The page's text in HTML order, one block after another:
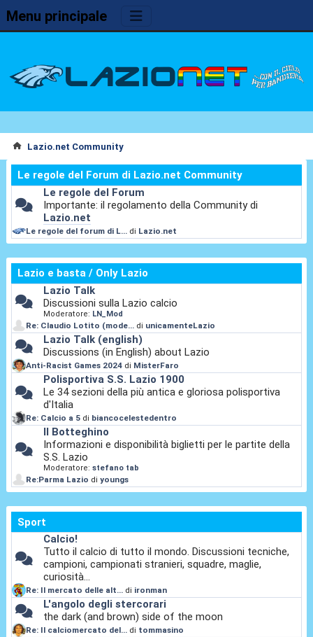
Menu principale
Lazio.net Community
Le regole del Forum di Lazio.net Community
Le regole del Forum
Importante: il regolamento della Community di
Lazio.net
Le regole del forum di L... di Lazio.net
Lazio e basta / Only Lazio
Lazio Talk
Discussioni sulla Lazio calcio
Moderatore: LN_Mod
Re: Claudio Lotito (mode... di unicamenteLazio
Lazio Talk (english)
Discussions (in English) about Lazio
Anti-Racist Games 2024 di MisterFaro
Polisportiva S.S. Lazio 1900
Le 34 sezioni della più antica e gloriosa polisportiva
d'Italia
Re: Calcio a 5 di biancocelestedentro
Il Botteghino
Informazioni e disponibilità biglietti per le partite della
S.S. Lazio
Moderatore:stefano tab
Re:Parma Lazio diyoungs
Sport
Calcio!
Tutto il calcio di tutto il mondo. Discussioni tecniche,
campioni, campionati stranieri, squadre, maglie,
curiosità...
Re: Il mercato delle alt... di ironman
L'angolo degli stercorari
the dark (and brown) side of the moon
Re: Il calciomercato del... di tommasino